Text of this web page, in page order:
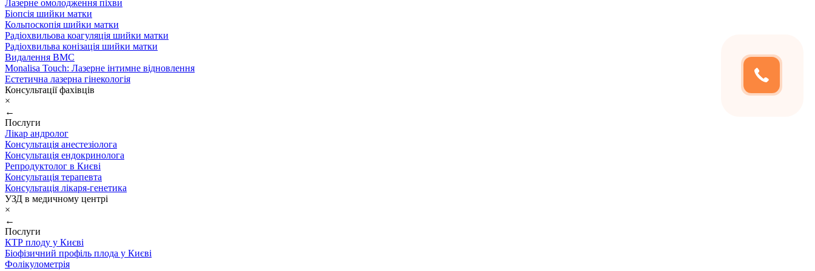
Лазерне омолодження піхви
Біопсія шийки матки
Кольпоскопія шийки матки
Радіохвильова коагуляція шийки матки
Радіохвильва конізація шийки матки
Видалення ВМС
Monalisa Touch: Лазерне інтимне відновлення
Естетична лазерна гінекологія
Консультації фахівців
×
←
Послуги
Лікар андролог
Консультація анестезіолога
Консультація ендокринолога
Репродуктолог в Києві
Консультація терапевта
Консультація лікаря-генетика
УЗД в медичному центрі
×
←
Послуги
КТР плоду у Києві
Біофізичний профіль плода у Києві
Фолікулометрія